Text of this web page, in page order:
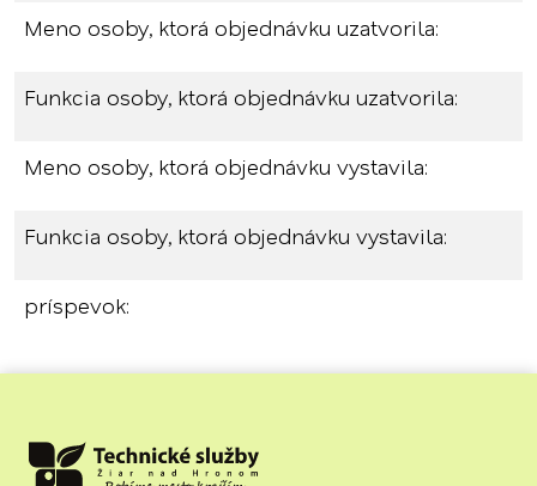
Meno osoby, ktorá objednávku uzatvorila:
Funkcia osoby, ktorá objednávku uzatvorila:
Meno osoby, ktorá objednávku vystavila:
Funkcia osoby, ktorá objednávku vystavila:
príspevok: